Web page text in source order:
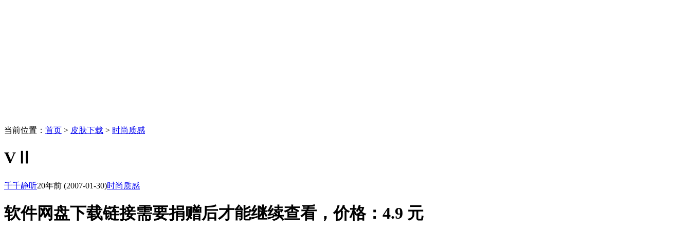
当前位置： 首页 > 皮肤下载 > 时尚质感
VⅡ
千千静听20年前 (2007-01-30)时尚质感
软件网盘下载链接需要捐赠后才能继续查看，价格：4.9 元